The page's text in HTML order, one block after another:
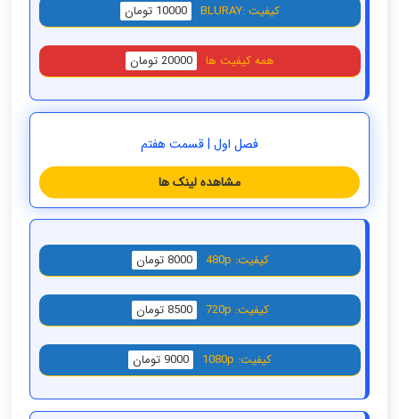
کیفیت :BLURAY 10000 تومان
همه کیفیت ها 20000 تومان
فصل اول | قسمت هفتم
مشاهده لینک ها
کیفیت: 480p 8000 تومان
کیفیت: 720p 8500 تومان
کیفیت: 1080p 9000 تومان